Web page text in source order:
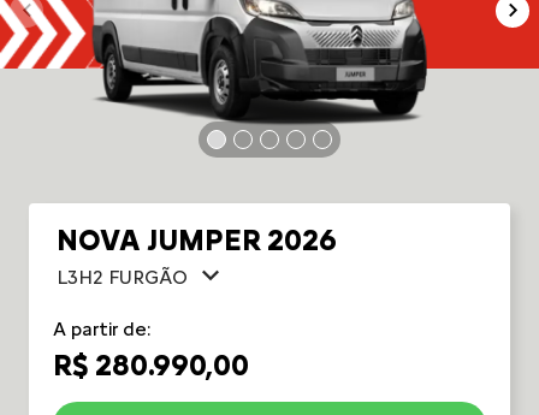
NOVA JUMPER 2026
L3H2 FURGÃO
A partir de:
R$ 280.990,00